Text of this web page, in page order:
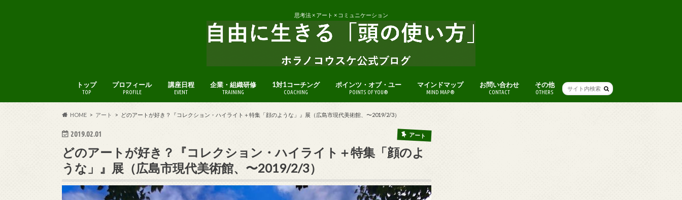
思考法 × アート × コミュニケーション
トップ
TOP
プロフィール
PROFILE
講座日程
EVENT
企業・組織研修
TRAINING
1対1コーチング
COACHING
ポインツ・オブ・ユー
POINTS OF YOU®
マインドマップ
MIND MAP®
お問い合わせ
CONTACT
その他
OTHERS
HOME アート どのアートが好き？『コレクション・ハイライト＋特集「顔のような」』展（広島市現代美術館、〜2019/2/3）
2019.02.01 アート
どのアートが好き？『コレクション・ハイライト＋特集「顔のよ
うな」』展（広島市現代美術館、〜2019/2/3）